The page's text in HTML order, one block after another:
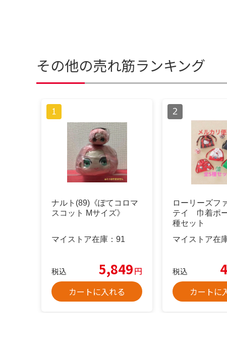
その他の売れ筋ランキング
ナルト(89)《ぽてコロマ
スコット Mサイズ》
マイストア在庫： 91
税込 5,849円
カートに入れる
ローリーズフ
テイ 巾着ポ
種セット
マイストア在
税込
カートに